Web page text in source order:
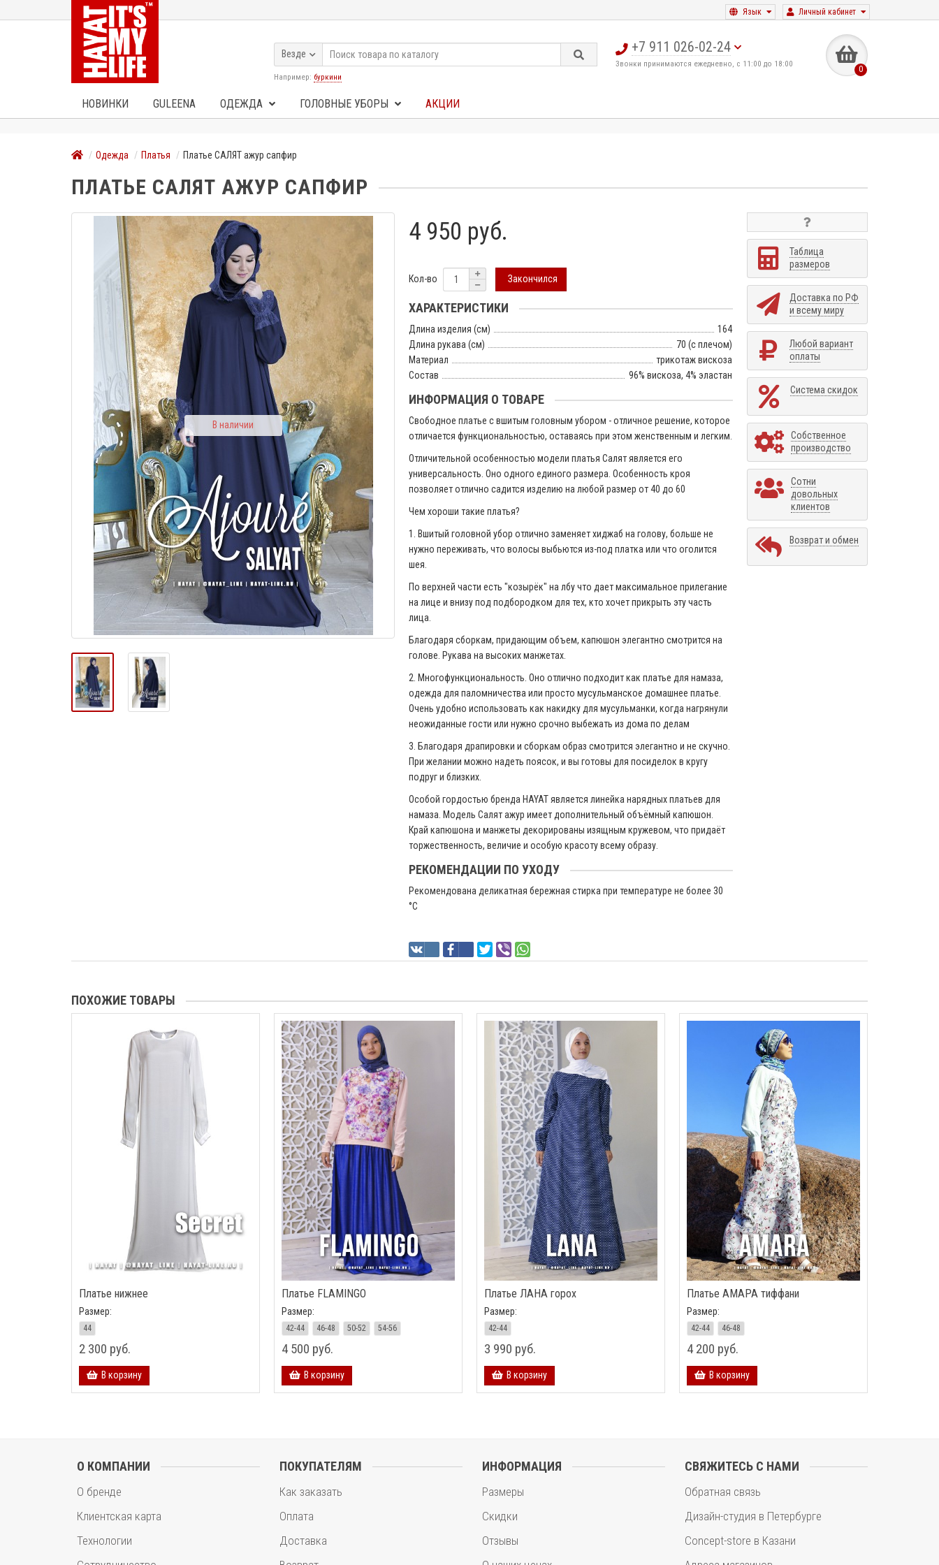
Личный кабинет
Язык
+7 911 026-02-24
Звонки принимаются ежедневно, с 11:00 до 18:00 0
Везде
Например: буркини
НОВИНКИ GULEENA ОДЕЖДА ГОЛОВНЫЕ УБОРЫ АКЦИИ
Одежда Платья Платье САЛЯТ ажур сапфир
ПЛАТЬЕ САЛЯТ АЖУР САПФИР
В наличии
4 950 руб.
Кол-во Закончился
ХАРАКТЕРИСТИКИ
Длина изделия (см)
164
Длина рукава (см)
70 (с плечом)
Материал
трикотаж вискоза
Состав
96% вискоза, 4% эластан
ИНФОРМАЦИЯ О ТОВАРЕ
Свободное платье с вшитым головным убором - отличное решение, которое
отличается функциональностью, оставаясь при этом женственным и легким.
Отличительной особенностью модели платья Салят является его
универсальность. Оно одного единого размера. Особенность кроя
позволяет отлично садится изделию на любой размер от 40 до 60
Чем хороши такие платья?
1. Вшитый головной убор отлично заменяет хиджаб на голову, больше не
нужно переживать, что волосы выбьются из-под платка или что оголится
шея.
По верхней части есть "козырёк" на лбу что дает максимальное прилегание
на лице и внизу под подбородком для тех, кто хочет прикрыть эту часть
лица.
Благодаря сборкам, придающим объем, капюшон элегантно смотрится на
голове. Рукава на высоких манжетах.
2. Многофункциональность. Оно отлично подходит как платье для намаза,
одежда для паломничества или просто мусульманское домашнее платье.
Очень удобно использовать как накидку для мусульманки, когда нагрянули
неожиданные гости или нужно срочно выбежать из дома по делам
3. Благодаря драпировки и сборкам образ смотрится элегантно и не скучно.
При желании можно надеть поясок, и вы готовы для посиделок в кругу
подруг и близких.
Особой гордостью бренда HAYAT является линейка нарядных платьев для
намаза. Модель Салят ажур имеет дополнительный объёмный капюшон.
Край капюшона и манжеты декорированы изящным кружевом, что придаёт
торжественность, величие и особую красоту всему образу.
РЕКОМЕНДАЦИИ ПО УХОДУ
Рекомендована деликатная бережная стирка при температуре не более 30
°C
Таблица
размеров
Доставка по РФ
и всему миру
Любой вариант
оплаты
Система скидок
Собственное
производство
Сотни
довольных
клиентов
Возврат и обмен
ПОХОЖИЕ ТОВАРЫ
Платье нижнее
Размер:
44
2 300 руб.
В корзину
Платье FLAMINGO
Размер:
42-44 46-48 50-52 54-56
4 500 руб.
В корзину
Платье ЛАНА горох
Размер:
42-44
3 990 руб.
В корзину
Платье АМАРА тиффани
Размер:
42-44 46-48
4 200 руб.
В корзину
О КОМПАНИИ
О бренде
Клиентская карта
Технологии
ПОКУПАТЕЛЯМ
Как заказать
Оплата
Доставка
ИНФОРМАЦИЯ
Размеры
Скидки
Отзывы
СВЯЖИТЕСЬ С НАМИ
Обратная связь
Дизайн-студия в Петербурге
Concept-store в Казани